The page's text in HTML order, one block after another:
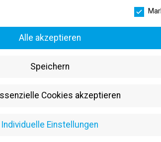
Alle akzeptieren
Speichern
Cookies akzeptieren
Individuelle Einstellungen